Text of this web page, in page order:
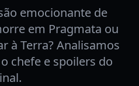
emocionante de
em Pragmata ou
à Terra? Analisamos
chefe e spoilers do